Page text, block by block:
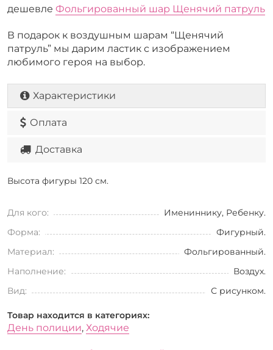
дешевле Фольгированный шар Щенячий патруль
В подарок к воздушным шарам “Щенячий
патруль” мы дарим ластик с изображением
любимого героя на выбор.
Характеристики
Оплата
Доставка
Высота фигуры 120 см.
Для кого:
Имениннику, Ребенку.
Форма:
Фигурный.
Материал:
Фольгированный.
Наполнение:
Воздух.
Вид:
С рисунком.
Товар находится в категориях:
День полиции, Ходячие